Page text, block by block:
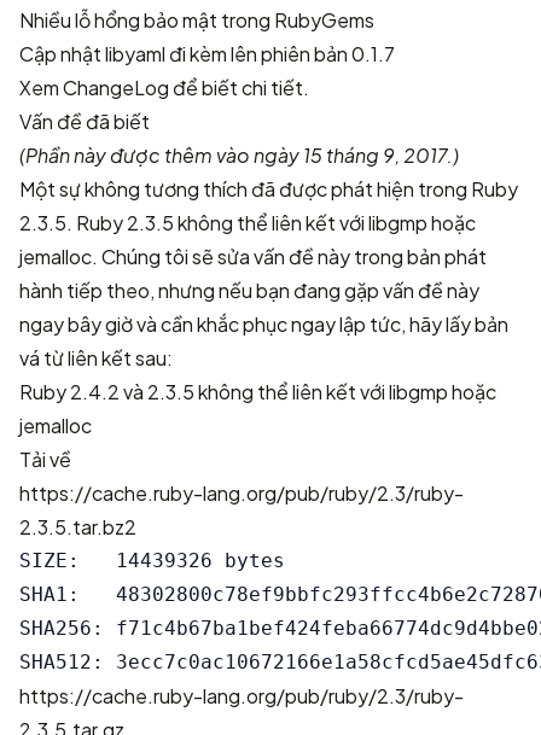
Nhiều lỗ hổng bảo mật trong RubyGems
Cập nhật libyaml đi kèm lên phiên bản 0.1.7
XemChangeLog để biết chi tiết.
Vấn đề đã biết
(Phần này được thêm vào ngày 15 tháng 9, 2017.)
Một sự không tương thích đã được phát hiện trong Ruby
2.3.5. Ruby 2.3.5 không thể liên kết với libgmp hoặc
jemalloc. Chúng tôi sẽ sửa vấn đề này trong bản phát
hành tiếp theo, nhưng nếu bạn đang gặp vấn đề này
ngay bây giờ và cần khắc phục ngay lập tức, hãy lấy bản
vá từ liên kết sau:
Ruby 2.4.2 và 2.3.5 không thể liên kết với libgmp hoặc
jemalloc
Tải về
https://cache.ruby-lang.org/pub/ruby/2.3/ruby-
2.3.5.tar.bz2
SIZE:   14439326 bytes
SHA1:
SHA256:
https://cache.ruby-lang.org/pub/ruby/2.3/ruby-
2.3.5.tar.gz